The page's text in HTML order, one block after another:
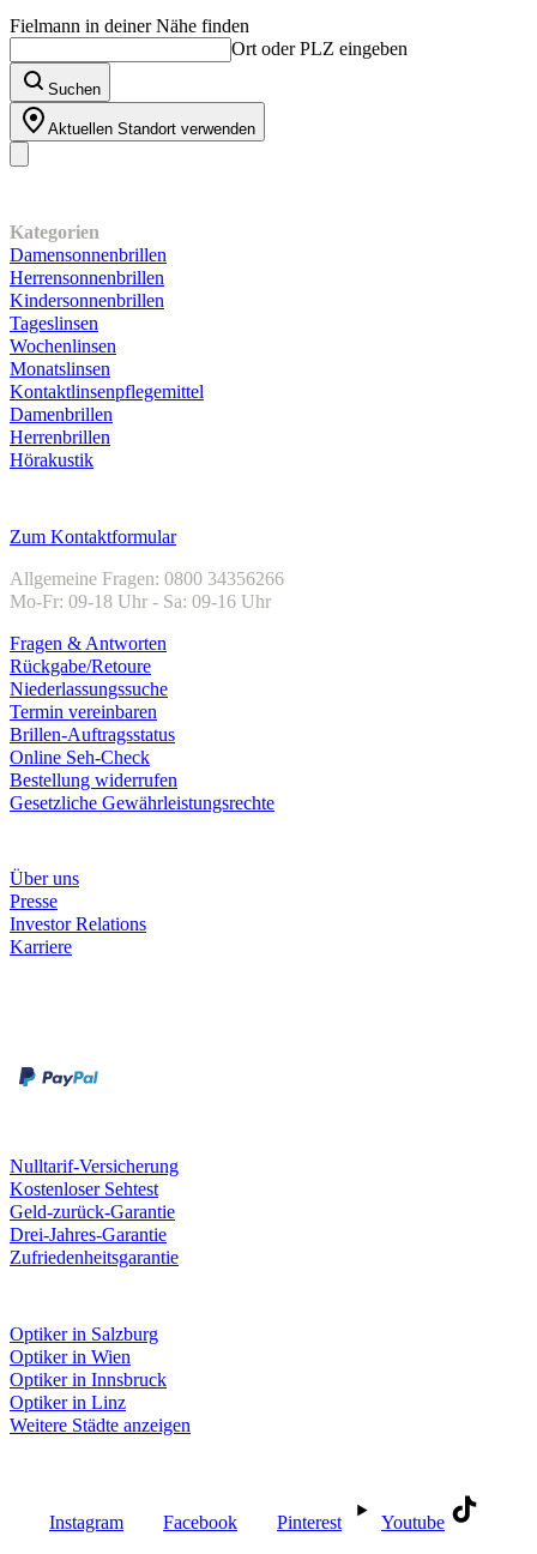
Fielmann in deiner Nähe finden
Ort oder PLZ eingeben
Suchen
Aktuellen Standort verwenden
Kategorien
Damensonnenbrillen
Herrensonnenbrillen
Kindersonnenbrillen
Tageslinsen
Wochenlinsen
Monatslinsen
Kontaktlinsenpflegemittel
Damenbrillen
Herrenbrillen
Hörakustik
Zum Kontaktformular
Allgemeine Fragen: 0800 34356266
Mo-Fr: 09-18 Uhr - Sa: 09-16 Uhr
Fragen & Antworten
Rückgabe/Retoure
Niederlassungssuche
Termin vereinbaren
Brillen-Auftragsstatus
Online Seh-Check
Bestellung widerrufen
Gesetzliche Gewährleistungsrechte
Über uns
Presse
Investor Relations
Karriere
Nulltarif-Versicherung
Kostenloser Sehtest
Geld-zurück-Garantie
Drei-Jahres-Garantie
Zufriedenheitsgarantie
Optiker in Salzburg
Optiker in Wien
Optiker in Innsbruck
Optiker in Linz
Weitere Städte anzeigen
Instagram Facebook Pinterest Youtube